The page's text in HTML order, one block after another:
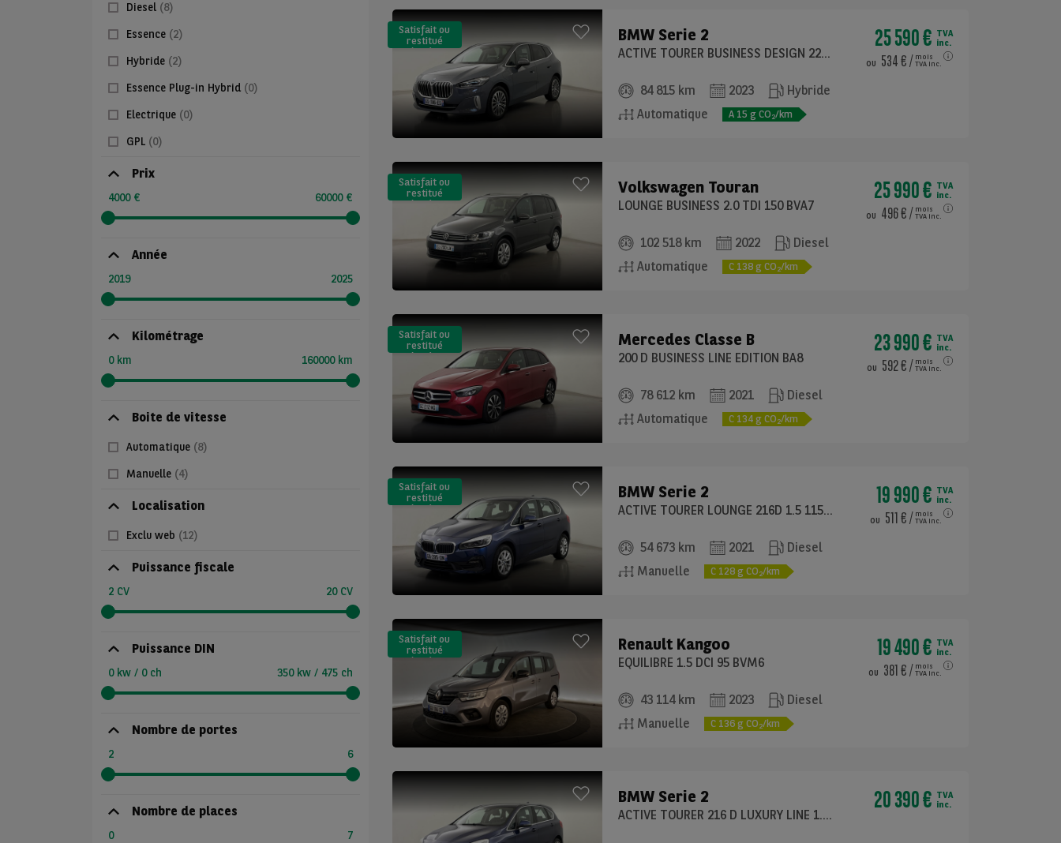
Diesel (8)
Essence (2)
Hybride (2)
Essence Plug-in Hybrid (0)
Electrique (0)
GPL (0)
Prix
4000 € 60000 €
Année
2019 2025
Kilométrage
0 km 160000 km
Boite de vitesse
Automatique (8)
Manuelle (4)
Localisation
Exclu web (12)
Puissance fiscale
2 CV 20 CV
Puissance DIN
0 kw / 0 ch 350 kw / 475 ch
Nombre de portes
2 6
Nombre de places
0 7
Satisfait ou
restitué
(LLD)*
BMW Serie 2
ACTIVE TOURER BUSINESS DESIGN 225E XDRIVE 245 DKG7
84 815 km 2023
Hybride
Automatique
A 15 g CO2/km
25 590 € TVA
inc.
ou 534 €/ mois
TVA inc.
Satisfait ou
restitué
(LLD)*
Volkswagen Touran
LOUNGE BUSINESS 2.0 TDI 150 BVA7
102 518 km 2022
Diesel
Automatique
C 138g CO2/km
25 990 € TVA
inc.
ou 496 €/ mois
TVA inc.
Satisfait ou
restitué
(LLD)*
Mercedes Classe B
200 D BUSINESS LINE EDITION BA8
78 612 km 2021
Diesel
Automatique
C 134g CO2/km
23 990 € TVA
inc.
ou 592 €/ mois
TVA inc.
Satisfait ou
restitué
(LLD)*
BMW Serie 2
ACTIVE TOURER LOUNGE 216D 1.5 115 BVA7
54 673 km 2021
Diesel
Manuelle
C 128g CO2/km
19 990 € TVA
inc.
ou 511 €/ mois
TVA inc.
Satisfait ou
restitué
(LLD)*
Renault Kangoo
EQUILIBRE 1.5 DCI 95 BVM6
43 114 km 2023
Diesel
Manuelle
C 136g CO2/km
19 490 € TVA
inc.
ou 381 €/ mois
TVA inc.
BMW Serie 2
ACTIVE TOURER 216 D LUXURY LINE 1.5 115 BVA7
20 390 € TVA
inc.